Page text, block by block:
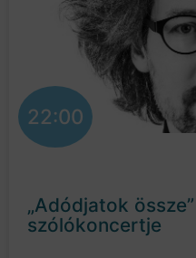
22:00
„Adódjatok
szólókoncertje